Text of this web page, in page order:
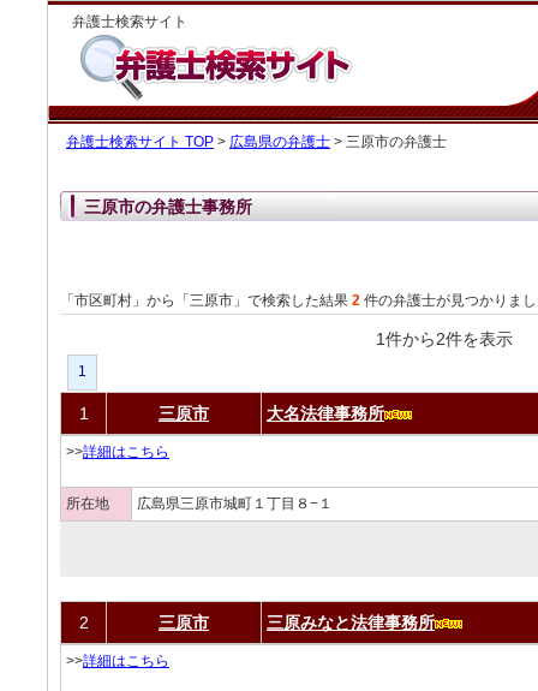
弁護士検索サイト
弁護士検索サイト TOP > 広島県の弁護士 > 三原市の弁護士
三原市の弁護士事務所
「市区町村」から「三原市」で検索した結果 2 件の弁護士が見つかりま
1件から2件を表
1
1 三原市 大名法律事務所
>>詳細はこちら
所在地 広島県三原市城町１丁目８−１
2 三原市 三原みなと法律事務所
>>詳細はこちら